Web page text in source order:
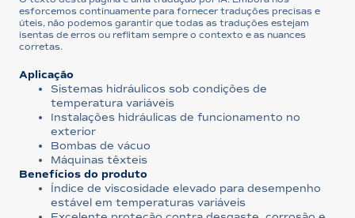
esforcemos continuamente para fornecer traduções precisas e
úteis, não podemos garantir que todas as traduções estejam
isentas de erros ou reflitam sempre o contexto e as nuances
corretas.
Aplicação
Sistemas hidráulicos sob condições de
temperatura variáveis
Instalações hidráulicas de funcionamento no
exterior
Bombas de vácuo
Máquinas têxteis
Benefícios do produto
Índice de viscosidade elevado para desempenho
estável em temperaturas variáveis